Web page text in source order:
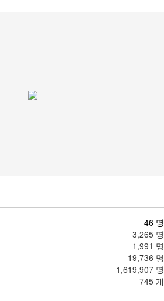
46 명
3,265 명
1,991 명
19,736 명
1,619,907 명
745 개